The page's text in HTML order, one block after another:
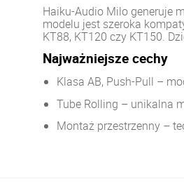
Haiku-Audio Milo generuje
modelu jest szeroka
KT88, KT120 czy KT150.
Najważniejsze cechy
Klasa AB, Push-Pull –
Tube Rolling – unikalna
Montaż przestrzenny –